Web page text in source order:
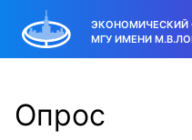
ЭКОНОМИЧЕСКИЙ
МГУ ИМЕНИ
Опрос